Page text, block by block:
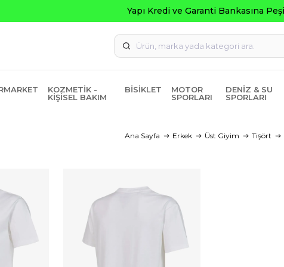
KOZMETIK -
KIŞISEL BAKIM
BISIKLET
MOTOR
SPORLARI
DENIZ & SU
SPORLARI
Ana Sayfa Erkek Üst Giyim Tişört